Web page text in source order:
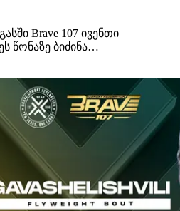
Brave 107 ივენთი
წონაზე ბიძინა
ბიკო მსაჯების
და უდიდესი ალბათობით,
ბრძოლა გაინაღდა, სადაც